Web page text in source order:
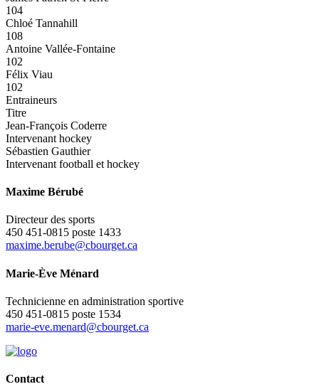
104
Chloé Tannahill
108
Antoine Vallée-Fontaine
102
Félix Viau
102
Entraineurs
Titre
Jean-François Coderre
Intervenant hockey
Sébastien Gauthier
Intervenant football et hockey
Maxime Bérubé
Directeur des sports
450 451-0815 poste 1433
maxime.berube@cbourget.ca
Marie-Ève Ménard
Technicienne en administration sportive
450 451-0815 poste 1534
marie-eve.menard@cbourget.ca
Contact